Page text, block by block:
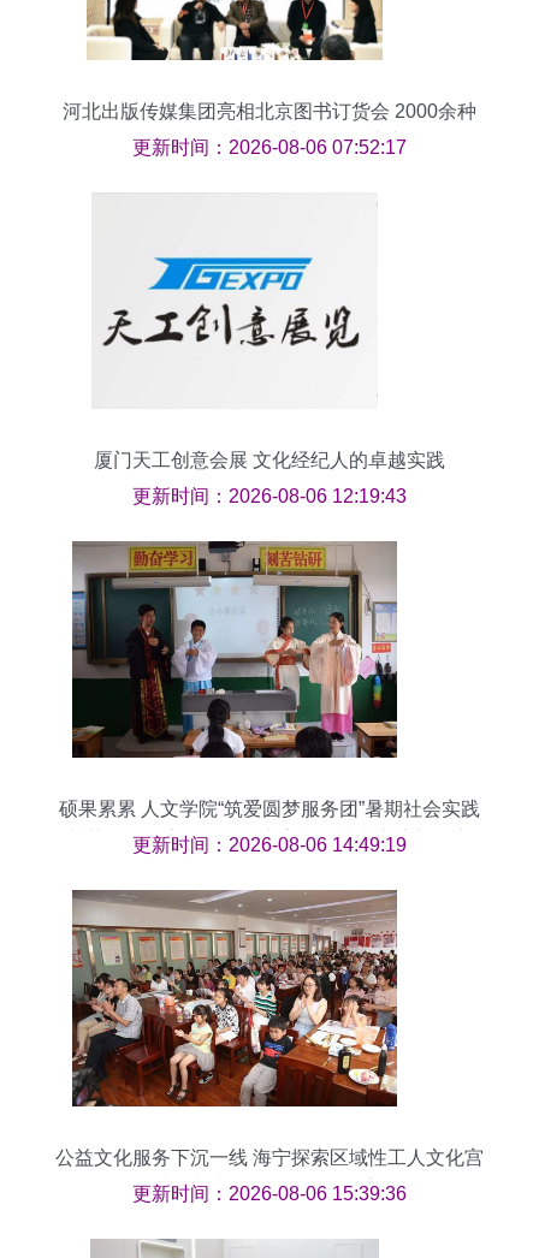
河北出版传媒集团亮相北京图书订货会 2000余种
精品纷呈，文化创新服务引关注
更新时间：2026-08-06 07:52:17
厦门天工创意会展 文化经纪人的卓越实践
更新时间：2026-08-06 12:19:43
硕果累累 人文学院“筑爱圆梦服务团”暑期社会实践
荣获四项国家级奖项，点亮文化艺术交流新篇章
更新时间：2026-08-06 14:49:19
公益文化服务下沉一线 海宁探索区域性工人文化宫
建设与文化经纪人服务创新
更新时间：2026-08-06 15:39:36